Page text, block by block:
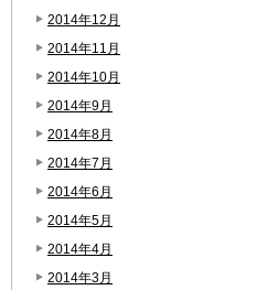
2014年12月
2014年11月
2014年10月
2014年9月
2014年8月
2014年7月
2014年6月
2014年5月
2014年4月
2014年3月